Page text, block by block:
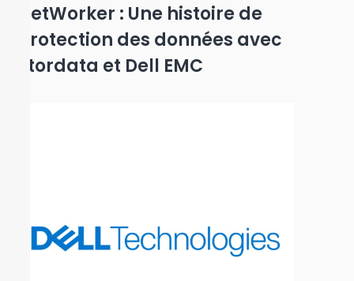
NetWorker : Une histoire de
protection des données avec
Stordata et Dell EMC